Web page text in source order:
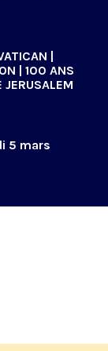
|
| 100 ANS
JERUSALEM
5 mars